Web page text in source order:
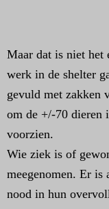
Maar dat is niet het
werk in de shelter
gevuld met zakken
om de +/-70 dieren
voorzien.
Wie ziek is of
meegenomen. Er
nood in hun